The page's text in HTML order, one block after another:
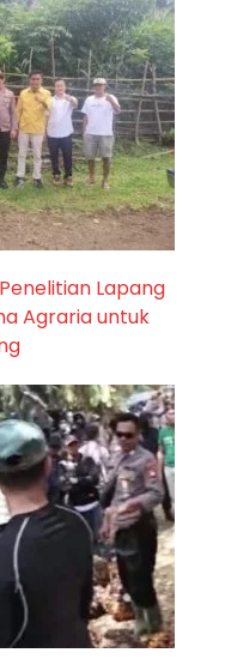
Lapang
Agraria untuk